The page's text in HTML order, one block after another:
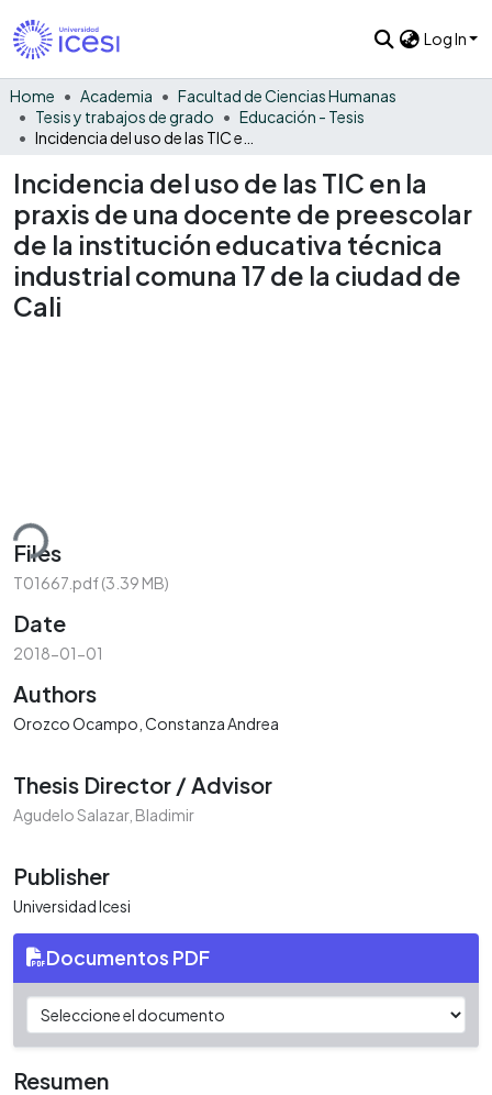
Log In
Home Academia
Facultad de Ciencias Humanas
Tesis y trabajos de grado
Educación - Tesis
Incidencia del uso de las TIC en la
praxis de una docente de preescolar
de la institución educativa técnica
industrial comuna 17 de la ciudad de
Cali
Files
T01667.pdf(3.39 MB)
Date
2018-01-01
Authors
Orozco Ocampo, Constanza Andrea
Thesis Director / Advisor
Agudelo Salazar, Bladimir
Publisher
Universidad Icesi
Documentos PDF
Resumen